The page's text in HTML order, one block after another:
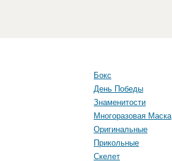
Бокс
День Победы
Знаменитости
Многоразовая Маска
Оригинальные
Прикольные
Скелет